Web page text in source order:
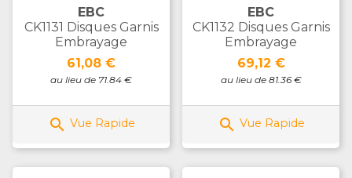
EBC
CK1131 Disques Garnis
Embrayage
Prix
61,08 €
au lieu de 71.84 €
 Vue Rapide
EBC
CK1132 Disques Garnis
Embrayage
Prix
69,12 €
au lieu de 81.36 €
 Vue Rapide